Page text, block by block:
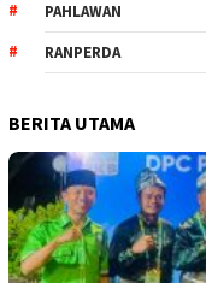
PAHLAWAN
RANPERDA
BERITA UTAMA